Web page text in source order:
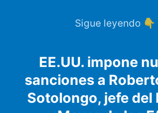
Sigue leyendo 👇